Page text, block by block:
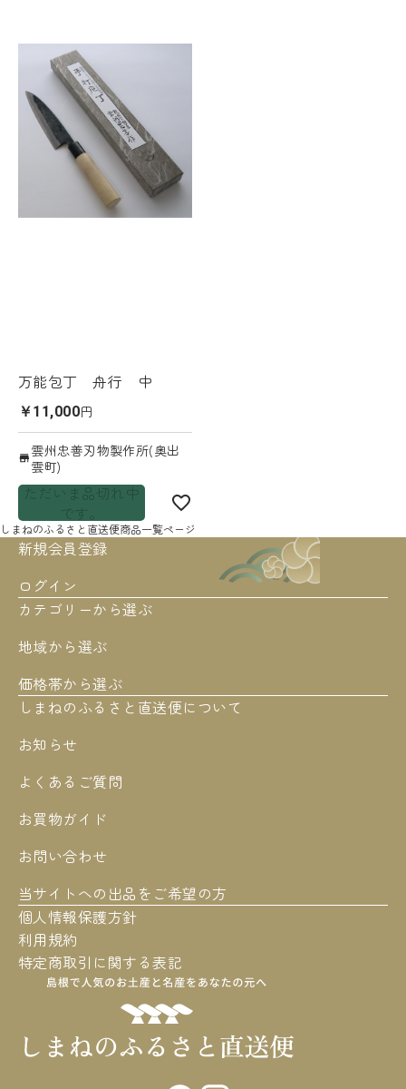
万能包丁 舟行 中
￥11,000円
雲州忠善刃物製作所(奥出
雲町)
ただいま品切れ中
です。
しまねのふるさと直送便商品一覧ページ
カテゴリーから選ぶ
地域から選ぶ
価格帯から選ぶ
新規会員登録
ログイン
しまねのふるさと直送便について
お知らせ
よくあるご質問
お買物ガイド
お問い合わせ
当サイトへの出品をご希望の方
個人情報保護方針
利用規約
特定商取引に関する表記